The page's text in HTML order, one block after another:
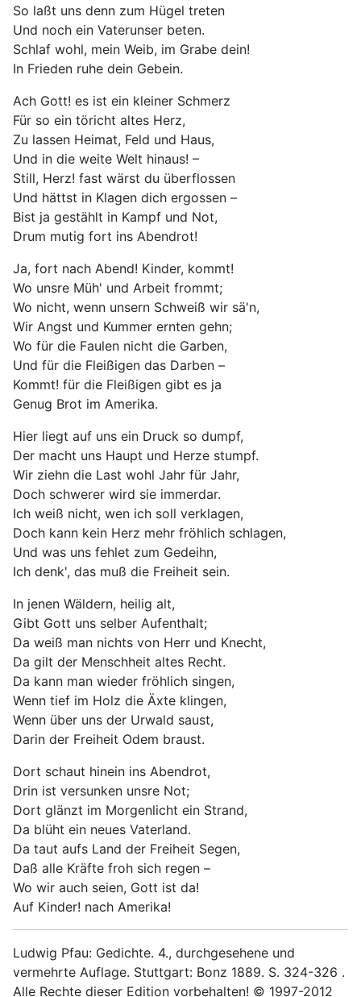
So laßt uns denn zum Hügel treten
Und noch ein Vaterunser beten.
Schlaf wohl, mein Weib, im Grabe dein!
In Frieden ruhe dein Gebein.
Ach Gott! es ist ein kleiner Schmerz
Für so ein töricht altes Herz,
Zu lassen Heimat, Feld und Haus,
Und in die weite Welt hinaus! –
Still, Herz! fast wärst du überflossen
Und hättst in Klagen dich ergossen –
Bist ja gestählt in Kampf und Not,
Drum mutig fort ins Abendrot!
Ja, fort nach Abend! Kinder, kommt!
Wo unsre Müh' und Arbeit frommt;
Wo nicht, wenn unsern Schweiß wir sä'n,
Wir Angst und Kummer ernten gehn;
Wo für die Faulen nicht die Garben,
Und für die Fleißigen das Darben –
Kommt! für die Fleißigen gibt es ja
Genug Brot im Amerika.
Hier liegt auf uns ein Druck so dumpf,
Der macht uns Haupt und Herze stumpf.
Wir ziehn die Last wohl Jahr für Jahr,
Doch schwerer wird sie immerdar.
Ich weiß nicht, wen ich soll verklagen,
Doch kann kein Herz mehr fröhlich schlagen,
Und was uns fehlet zum Gedeihn,
Ich denk', das muß die Freiheit sein.
In jenen Wäldern, heilig alt,
Gibt Gott uns selber Aufenthalt;
Da weiß man nichts von Herr und Knecht,
Da gilt der Menschheit altes Recht.
Da kann man wieder fröhlich singen,
Wenn tief im Holz die Äxte klingen,
Wenn über uns der Urwald saust,
Darin der Freiheit Odem braust.
Dort schaut hinein ins Abendrot,
Drin ist versunken unsre Not;
Dort glänzt im Morgenlicht ein Strand,
Da blüht ein neues Vaterland.
Da taut aufs Land der Freiheit Segen,
Daß alle Kräfte froh sich regen –
Wo wir auch seien, Gott ist da!
Auf Kinder! nach Amerika!
Ludwig Pfau: Gedichte. 4., durchgesehene und
vermehrte Auflage. Stuttgart: Bonz 1889. S. 324-326 .
Alle Rechte dieser Edition vorbehalten! © 1997-2012